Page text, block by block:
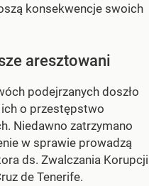
konsekwencje swoich
aresztowani
podejrzanych doszło
o przestępstwo
Niedawno zatrzymano
w sprawie prowadzą
ds. Zwalczania Korupcji
de Tenerife.